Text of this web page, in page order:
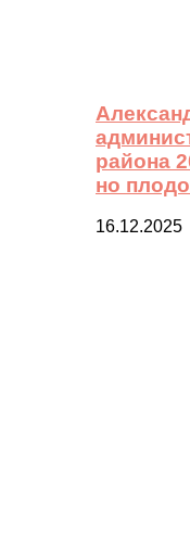
района
но
16.12.2025